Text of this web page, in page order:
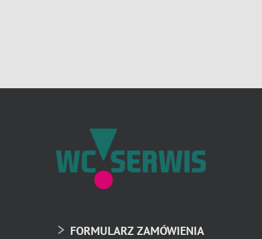
FORMULARZ ZAMÓWIENIA